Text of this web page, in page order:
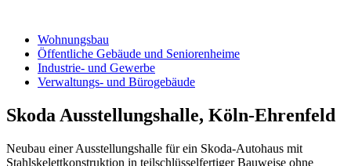
Wohnungsbau
Öffentliche Gebäude und Seniorenheime
Industrie- und Gewerbe
Verwaltungs- und Bürogebäude
Skoda Ausstellungshalle, Köln-Ehrenfeld
Neubau einer Ausstellungshalle für ein Skoda-Autohaus mit
Stahlskelettkonstruktion in teilschlüsselfertiger Bauweise ohne